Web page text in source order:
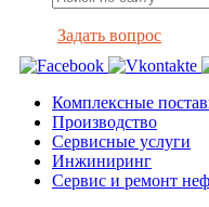
Задать вопрос
Комплексные
Производство
Сервисные услуги
Инжиниринг
Сервис и ремонт